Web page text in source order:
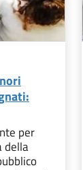
per
della